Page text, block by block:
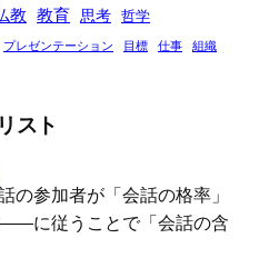
教 教育 思考
哲学
プレゼンテーション 目標 仕事 組織
スト
の参加者が「会話の格率」
に従うことで「会話の含